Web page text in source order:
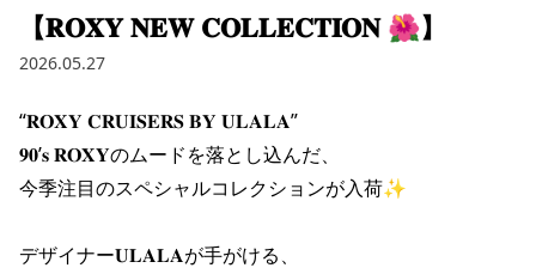
ギフトラッピング
店舗一覧
お問い合わせ
ニュース
【𝐑𝐎𝐗𝐘 𝐍𝐄𝐖 𝐂𝐎𝐋𝐋𝐄𝐂𝐓𝐈𝐎𝐍 🌺】
2026.05.27
“𝐑𝐎𝐗𝐘 𝐂𝐑𝐔𝐈𝐒𝐄𝐑𝐒 𝐁𝐘 𝐔𝐋𝐀𝐋𝐀”
𝟗𝟎’𝐬 𝐑𝐎𝐗𝐘のムードを落とし込んだ、
今季注目のスペシャルコレクションが入荷✨
デザイナー𝐔𝐋𝐀𝐋𝐀が手がける、